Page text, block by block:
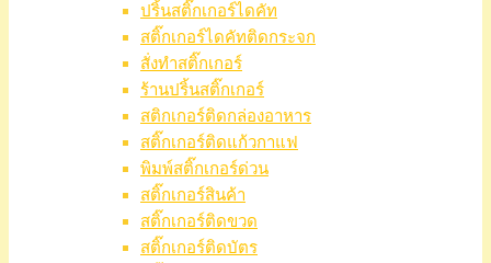
ปริ้นสติ๊กเกอร์ไดคัท
สติ๊กเกอร์ไดคัทติดกระจก
สั่งทำสติ๊กเกอร์
ร้านปริ้นสติ๊กเกอร์
สติกเกอร์ติดกล่องอาหาร
สติ๊กเกอร์ติดแก้วกาแฟ
พิมพ์สติ๊กเกอร์ด่วน
สติ๊กเกอร์สินค้า
สติ๊กเกอร์ติดขวด
สติ๊กเกอร์ติดบัตร